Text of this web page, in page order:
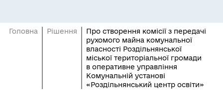
Головна Рішення
Про створення комісії з передачі
рухомого майна комунальної
власності Роздільнянської
міської територіальної громади
в оперативне управління
Комунальній установі
«Роздільнянський центр освіти»